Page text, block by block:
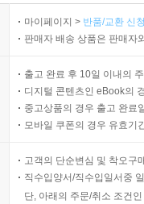
마이페이지 > 반품/교환 신
판매자 배송 상품은 판매자
출고 완료 후 10일 이내의
디지털 콘텐츠인 eBook의
중고상품의 경우 출고 완료
모바일 쿠폰의 경우 유효기
고객의 단순변심 및 착오구
직수입양서/직수입일서중
단, 아래의 주문/취소 조건